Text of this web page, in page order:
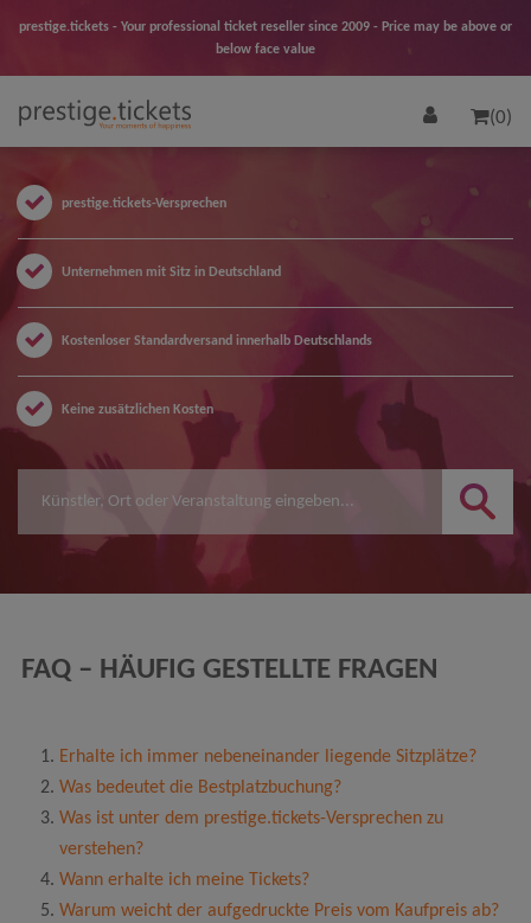
prestige.tickets - Your professional ticket reseller since 2009 - Price may be above or
below face value
(0)
prestige.tickets-Versprechen
Unternehmen mit Sitz in Deutschland
Kostenloser Standardversand innerhalb Deutschlands
Keine zusätzlichen Kosten
FAQ – HÄUFIG GESTELLTE FRAGEN
Erhalte ich immer nebeneinander liegende Sitzplätze?
Was bedeutet die Bestplatzbuchung?
Was ist unter dem prestige.tickets-Versprechen zu
verstehen?
Wann erhalte ich meine Tickets?
Warum weicht der aufgedruckte Preis vom Kaufpreis ab?